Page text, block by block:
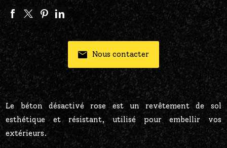
Nous contacter
Le béton désactivé rose est un revêtement de sol
esthétique et résistant, utilisé pour embellir vos
extérieurs.